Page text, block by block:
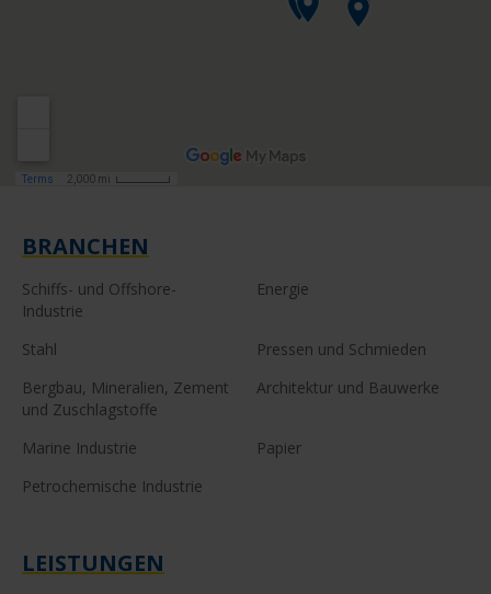
BRANCHEN
Schiffs- und Offshore-
Industrie
Energie
Stahl
Pressen und Schmieden
Bergbau, Mineralien, Zement
und Zuschlagstoffe
Architektur und Bauwerke
Marine Industrie
Papier
Petrochemische Industrie
LEISTUNGEN